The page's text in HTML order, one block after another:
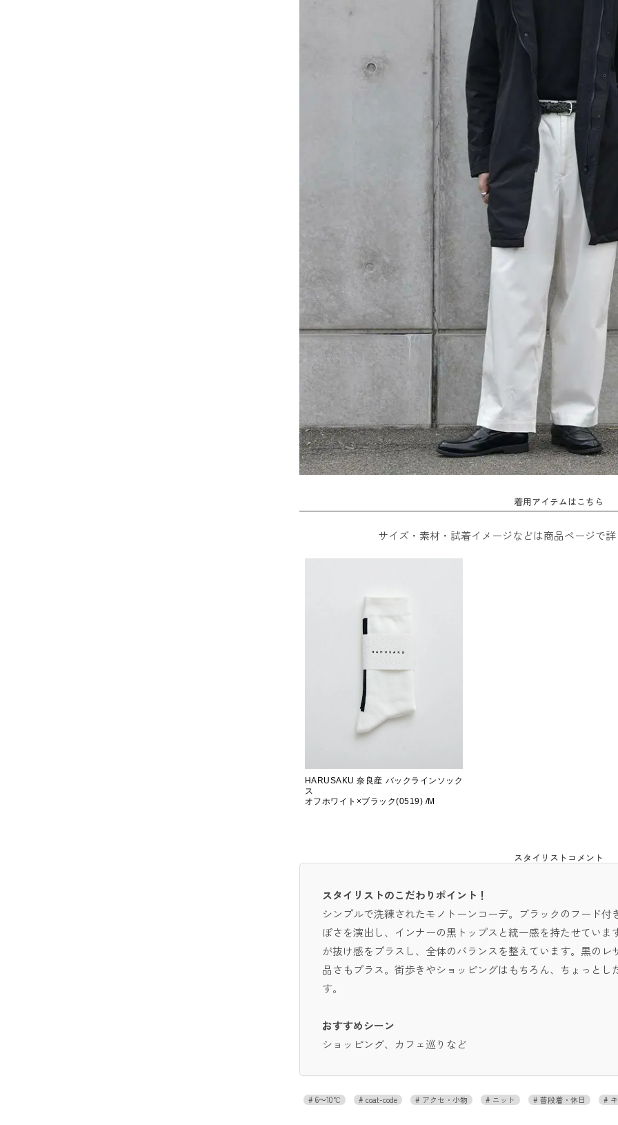
着用アイテムはこちら
サイズ・素材・試着イメージなどは商品ページで詳
HARUSAKU 奈良産 バックラインソック
ス
オフホワイト×ブラック(0519) /M
スタイリストコメント
スタイリストのこだわりポイント！
シンプルで洗練されたモノトーンコーデ。ブラックのフード付
ぽさを演出し、インナーの黒トップスと統一感を持たせてい
が抜け感をプラスし、全体のバランスを整えています。黒の
品さもプラス。街歩きやショッピングはもちろん、ちょっと
す。
おすすめシーン
ショッピング、カフェ巡りなど
6～10℃ coat-code アクセ・小物 ニット 普段着・休日